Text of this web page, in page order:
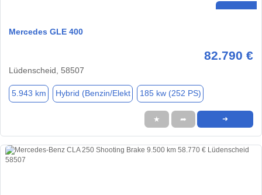
Mercedes GLE 400
82.790 €
Lüdenscheid, 58507
5.943 km Hybrid (Benzin/Elekt 185 kw (252 PS)
★ ➦ ➜